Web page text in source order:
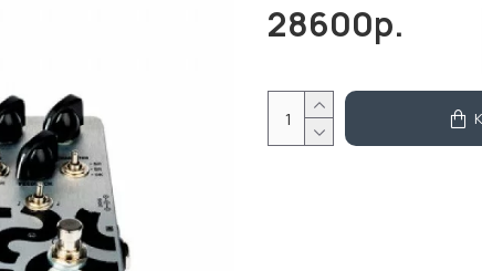
28600р.